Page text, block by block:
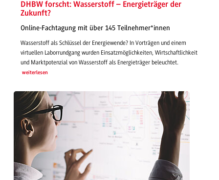
DHBW forscht: Wasserstoff – Energieträger der
Zukunft?
Online-Fachtagung mit über 145 Teilnehmer*innen
Wasserstoff als Schlüssel der Energiewende? In Vorträgen und einem
virtuellen Laborrundgang wurden Einsatzmöglichkeiten, Wirtschaftlichkeit
und Marktpotenzial von Wasserstoff als Energieträger beleuchtet.
weiterlesen